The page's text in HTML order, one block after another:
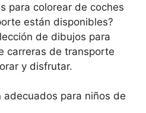
para colorear de coches
están disponibles?
de dibujos para
carreras de transporte
y disfrutar.
adecuados para niños de